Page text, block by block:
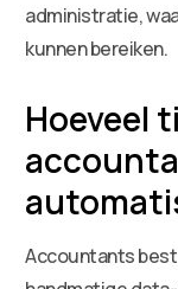
administratie,
kunnen bereiken.
Hoeveel
Accountants